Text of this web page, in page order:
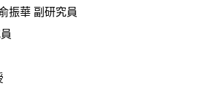
副研究員